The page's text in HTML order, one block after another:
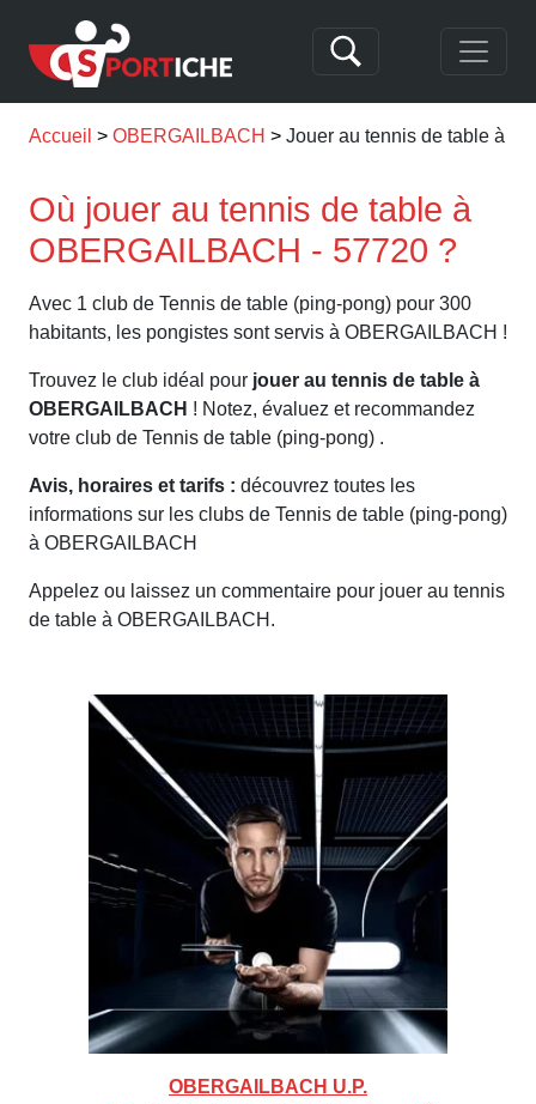
Accueil OBERGAILBACH Jouer au tennis de table à
Où jouer au tennis de table à
OBERGAILBACH - 57720 ?
Avec 1 club de Tennis de table (ping-pong) pour 300
habitants, les pongistes sont servis à OBERGAILBACH !
Trouvez le club idéal pour jouer au tennis de table à
OBERGAILBACH ! Notez, évaluez et recommandez
votre club de Tennis de table (ping-pong) .
Avis, horaires et tarifs : découvrez toutes les
informations sur les clubs de Tennis de table (ping-pong)
à OBERGAILBACH
Appelez ou laissez un commentaire pour jouer au tennis
de table à OBERGAILBACH.
OBERGAILBACH U.P.